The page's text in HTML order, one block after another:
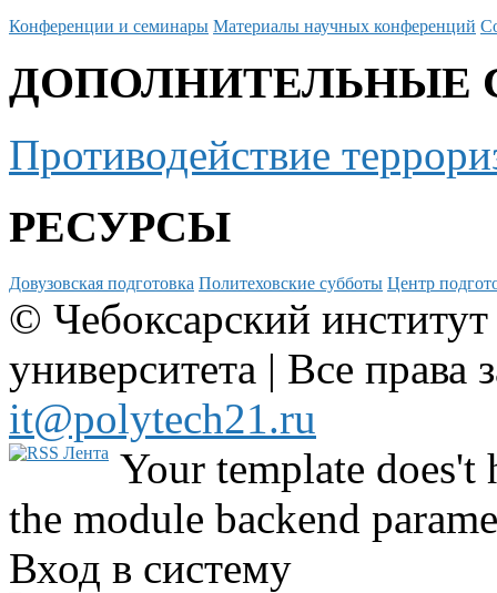
Конференции и семинары Материалы научных конференций
ДОПОЛНИТЕЛЬНЫЕ
Противодействие
РЕСУРСЫ
Довузовская подготовка Политеховские субботы Центр
© Чебоксарский
университета | Все
it@polytech21.ru
Your template
the module backend
Вход в систему